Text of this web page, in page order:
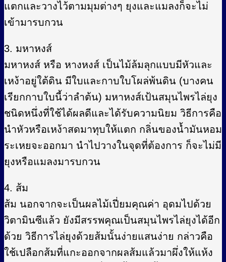
แตกและวางไว้ตามมุมต่างๆ ยุงและแมลงก็จะไม่
เข้ามารบกวน
3. มหาหงส์
มหาหงส์ หรือ หางหงส์ เป็นไม้ล้มลุกแบบมีหัวและ
เหง้าอยู่ใต้ดิน มีใบและกาบใบโผล่พ้นดิน (บางคน
เรียกกาบใบนี้ว่าลำต้น) มหาหงส์เป้นสมุนไพรไล่ยุง
ชนิดหนึ่งที่ใช้ได้ผลดีและได้รับความนิยม วิธีการคือ
นำหัวหรือเหง้าสดมาทุบให้แตก กลิ่นของน้ำมันหอม
ระเหยจะออกมา นำไปวางในจุดที่ต้องการ ก็จะไม่มี
ยุงหรือแมลงมารบกวน
4. ส้ม
ส้ม นอกจากจะเป็นผลไม้เปี่ยมคุณค่า อุดมไปด้วย
วิตามินซีแล้ว ยังมีสรรพคุณเป็นสมุนไพรไล่ยุงได้อีก
ด้วย วิธีการไล่ยุงด้วยส้มนั้นง่ายแสนง่าย กล่าวคือ
ใช้เปลือกส้มที่แกะออกจากผลส้มแล้วมาผึ่งให้แห้ง